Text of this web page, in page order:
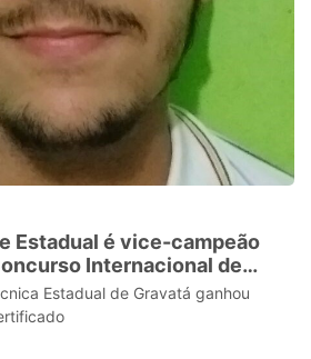
Estadual é vice-campeão
Internacional de
Estadual de Gravatá ganhou